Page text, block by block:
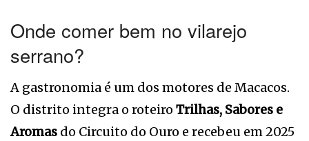
Onde comer bem no vilarejo
serrano?
A gastronomia é um dos motores de Macacos.
O distrito integra o roteiro Trilhas, Sabores e
Aromas do Circuito do Ouro e recebeu em 2025